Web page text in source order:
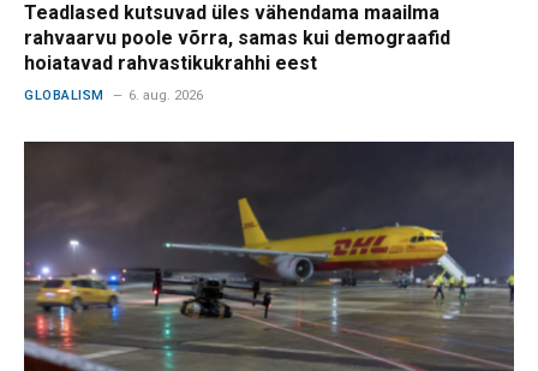
Teadlased kutsuvad üles vähendama maailma
rahvaarvu poole võrra, samas kui demograafid
hoiatavad rahvastikukrahhi eest
GLOBALISM 6. aug. 2026